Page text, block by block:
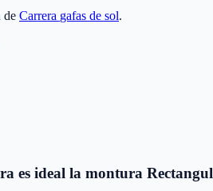
de Carrera gafas de sol.
es ideal la montura